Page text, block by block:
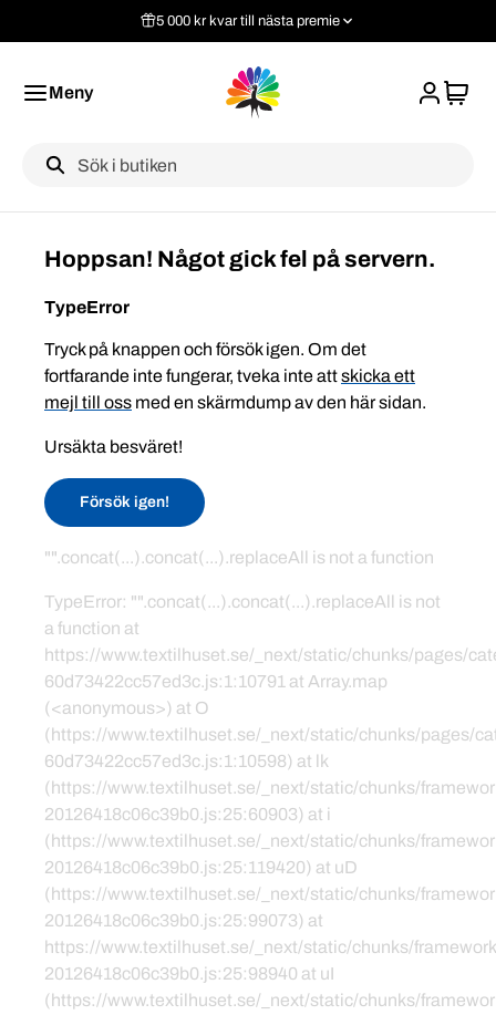
5 000 kr kvar till nästa premie
Meny
Label
Hoppsan! Något gick fel på servern.
TypeError
Tryck på knappen och försök igen. Om det
fortfarande inte fungerar, tveka inte attskicka ett
mejl till oss med en skärmdump av den här sidan.
Ursäkta besväret!
Försök igen!
"".concat(...).concat(...).replaceAll is not a function
TypeError: "".concat(...).concat(...).replaceAll is not
a function at
https://www.textilhuset.se/_next/static/chunks/pages/
60d73422cc57ed3c.js:1:10791 at Array.map
(<anonymous>) at O
(https://www.textilhuset.se/_next/static/chunks/pages/
60d73422cc57ed3c.js:1:10598) at lk
(https://www.textilhuset.se/_next/static/chunks/
20126418c06c39b0.js:25:60903) at i
(https://www.textilhuset.se/_next/static/chunks/
20126418c06c39b0.js:25:119420) at uD
(https://www.textilhuset.se/_next/static/chunks/
20126418c06c39b0.js:25:99073) at
https://www.textilhuset.se/_next/static/chunks/
20126418c06c39b0.js:25:98940 at uI
(https://www.textilhuset.se/_next/static/chunks/